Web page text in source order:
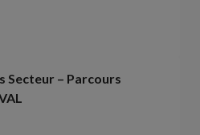
Secteur – Parcours